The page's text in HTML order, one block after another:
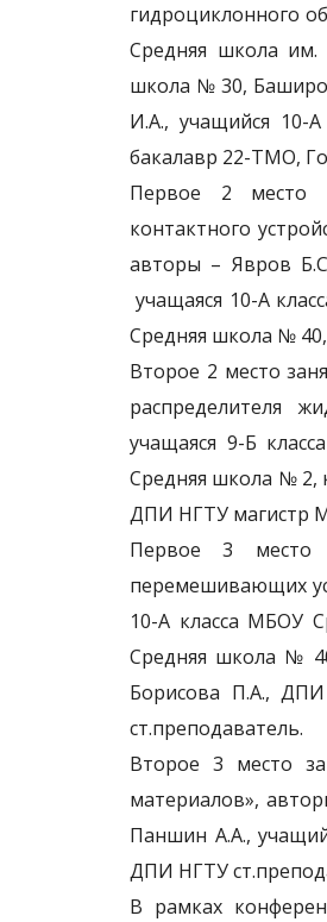
гидроциклонного
Средняя школа
школа № 30,
И.А., учащийся
бакалавр 22-ТМО,
Первое 2 место
контактного
авторы – Явров
учащаяся 10-А
Средняя школа №
Второе 2 место
распределителя
учащаяся 9-Б
Средняя школа №
ДПИ НГТУ магистр
Первое 3 место
перемешивающих
10-А класса МБОУ
Средняя школа №
Борисова П.А.,
ст.преподаватель.
Второе 3 место
материалов»,
Паншин А.А.,
ДПИ НГТУ
В рамках